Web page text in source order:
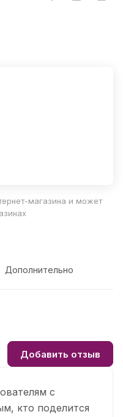
магазина и может
Дополнительно
с
кто поделится
Добавить отзыв